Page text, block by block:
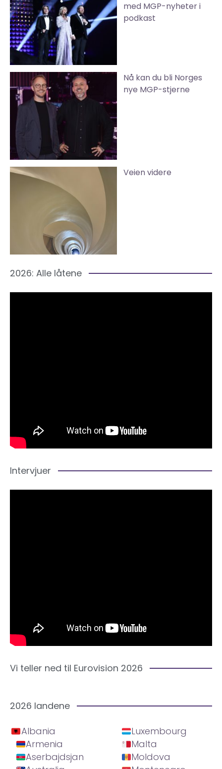
med MGP-nyheter i
podkast
Nå kan du bli Norges
nye MGP-stjerne
Veien videre
2026: Alle låtene
Intervjuer
Vi teller ned til Eurovision 2026
2026 landene
Albania
Armenia
Aserbajdsjan
Luxembourg
Malta
Moldova